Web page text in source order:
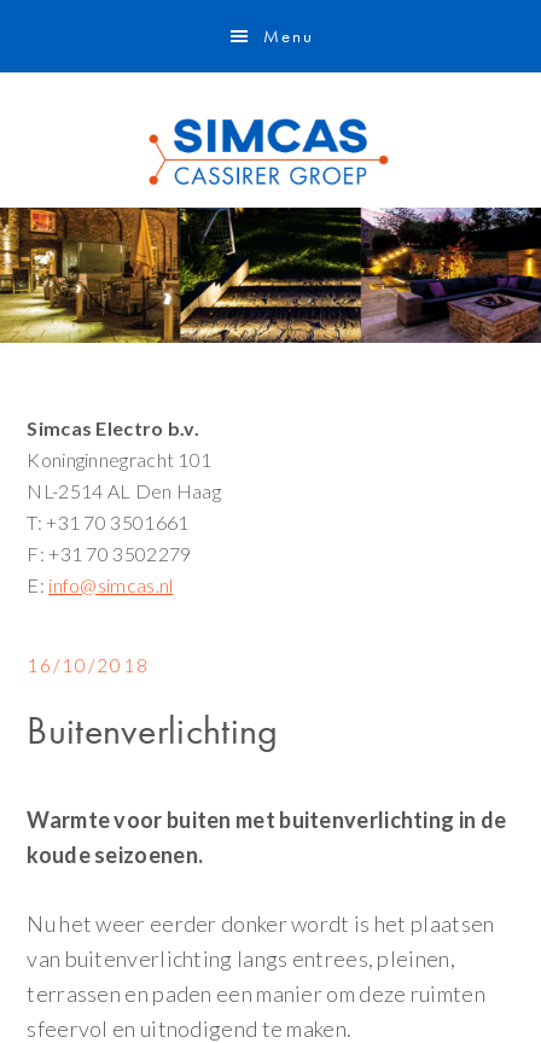
Menu
Primaire
Sidebar
Simcas Electro b.v.
Koninginnegracht 101
NL-2514 AL Den Haag
T: +31 70 3501661
F: +31 70 3502279
E: info@simcas.nl
16/10/2018
Buitenverlichting
Warmte voor buiten met buitenverlichting in de
koude seizoenen.
Nu het weer eerder donker wordt is het plaatsen
van buitenverlichting langs entrees, pleinen,
terrassen en paden een manier om deze ruimten
sfeervol en uitnodigend te maken.